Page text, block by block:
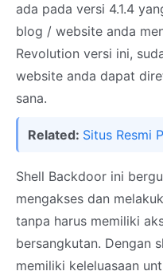
ada pada versi 4.1.4
blog / website anda
Revolution versi ini,
website anda dapat
sana.
Related: Situs Resmi
Shell Backdoor ini
mengakses dan
tanpa harus memiliki
bersangkutan. Dengan
memiliki keleluasaan